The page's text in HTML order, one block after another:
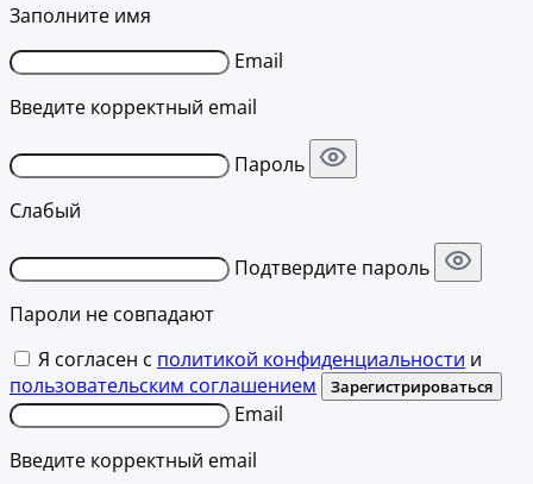
Заполните имя
Email
Введите корректный email
Пароль
Слабый
Подтвердите пароль
Пароли не совпадают
Я согласен с политикой конфиденциальности и
пользовательским соглашением
Зарегистрироваться
Email
Введите корректный email